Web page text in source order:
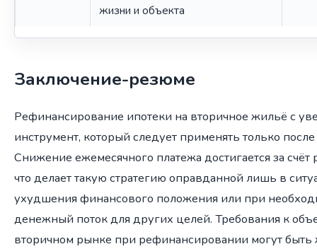
жизни и объекта
Заключение-резюме
Рефинансирование ипотеки на вторичное жильё с
инструмент, который следует применять только
Снижение ежемесячного платежа достигается за
что делает такую стратегию оправданной лишь в
ухудшения финансового положения или при
денежный поток для других целей. Требования к
вторичном рынке при рефинансировании могут